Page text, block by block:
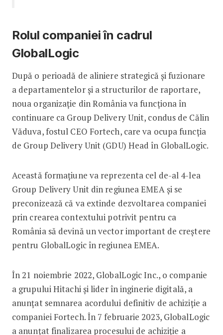
Rolul companiei în cadrul
GlobalLogic
După o perioadă de aliniere strategică și fuzionare
a departamentelor și a structurilor de raportare,
noua organizație din România va funcționa în
continuare ca Group Delivery Unit, condus de Călin
Văduva, fostul CEO Fortech, care va ocupa funcția
de Group Delivery Unit (GDU) Head în GlobalLogic.
Această formațiune va reprezenta cel de-al 4-lea
Group Delivery Unit din regiunea EMEA și se
preconizează că va extinde dezvoltarea companiei
prin crearea contextului potrivit pentru ca
România să devină un vector important de creștere
pentru GlobalLogic în regiunea EMEA.
În 21 noiembrie 2022, GlobalLogic Inc., o companie
a grupului Hitachi și lider în inginerie digitală, a
anunțat semnarea acordului definitiv de achiziție a
companiei Fortech. În 7 februarie 2023, GlobalLogic
a anunțat finalizarea procesului de achiziție a